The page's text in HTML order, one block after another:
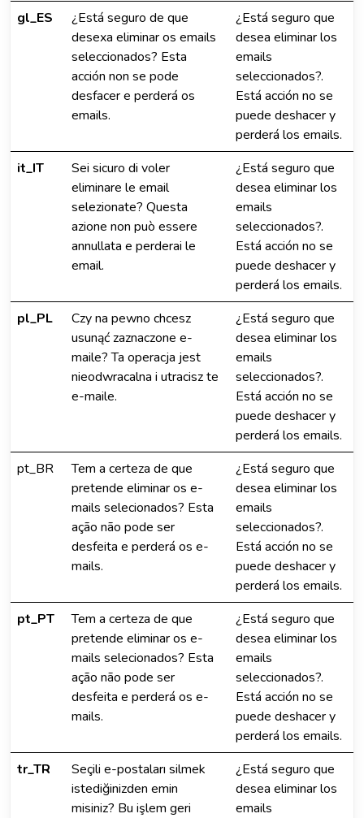
gl_ES
¿Está seguro de que
desexa eliminar os emails
seleccionados? Esta
acción non se pode
desfacer e perderá os
emails.
¿Está seguro que
desea eliminar los
emails
seleccionados?.
Está acción no se
puede deshacer y
perderá los emails.
it_IT
Sei sicuro di voler
eliminare le email
selezionate? Questa
azione non può essere
annullata e perderai le
email.
¿Está seguro que
desea eliminar los
emails
seleccionados?.
Está acción no se
puede deshacer y
perderá los emails.
pl_PL
Czy na pewno chcesz
usunąć zaznaczone e-
maile? Ta operacja jest
nieodwracalna i utracisz te
e-maile.
¿Está seguro que
desea eliminar los
emails
seleccionados?.
Está acción no se
puede deshacer y
perderá los emails.
pt_BR
Tem a certeza de que
pretende eliminar os e-
mails selecionados? Esta
ação não pode ser
desfeita e perderá os e-
mails.
¿Está seguro que
desea eliminar los
emails
seleccionados?.
Está acción no se
puede deshacer y
perderá los emails.
pt_PT
Tem a certeza de que
pretende eliminar os e-
mails selecionados? Esta
ação não pode ser
desfeita e perderá os e-
mails.
¿Está seguro que
desea eliminar los
emails
seleccionados?.
Está acción no se
puede deshacer y
perderá los emails.
tr_TR
Seçili e-postaları silmek
istediğinizden emin
misiniz? Bu işlem geri
¿Está seguro que
desea eliminar los
emails